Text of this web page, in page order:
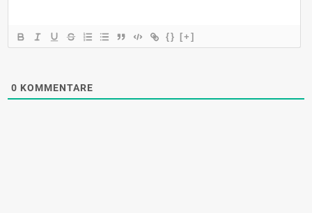
{} [+]
0 KOMMENTARE